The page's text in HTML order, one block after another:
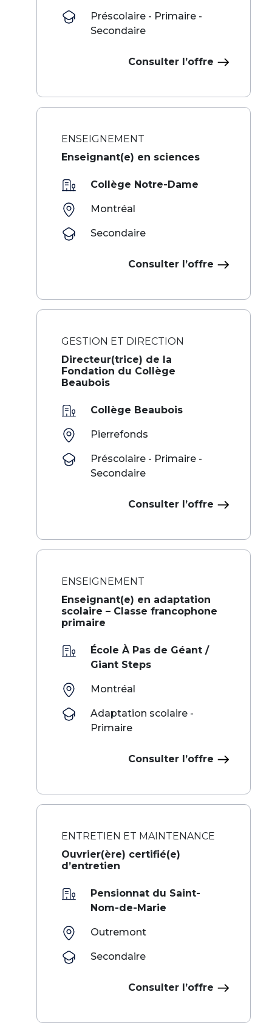
Préscolaire - Primaire -
Secondaire
Consulter l’offre
ENSEIGNEMENT
Enseignant(e) en sciences
Collège Notre-Dame
Montréal
Secondaire
Consulter l’offre
GESTION ET DIRECTION
Directeur(trice) de la
Fondation du Collège
Beaubois
Collège Beaubois
Pierrefonds
Préscolaire - Primaire -
Secondaire
Consulter l’offre
ENSEIGNEMENT
Enseignant(e) en adaptation
scolaire – Classe francophone
primaire
École À Pas de Géant /
Giant Steps
Montréal
Adaptation scolaire -
Primaire
Consulter l’offre
ENTRETIEN ET MAINTENANCE
Ouvrier(ère) certifié(e)
d’entretien
Pensionnat du Saint-
Nom-de-Marie
Outremont
Secondaire
Consulter l’offre